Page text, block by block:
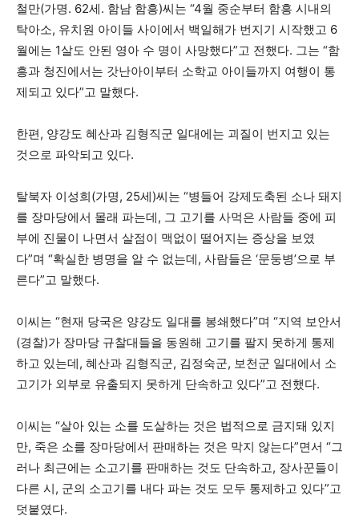
철만(가명. 62세. 함남 함흥)씨는 “4월 중순부터 함흥 시내의
탁아소, 유치원 아이들 사이에서 백일해가 번지기 시작했고 6
월에는 1살도 안된 영아 수 명이 사망했다”고 전했다. 그는 “함
흥과 청진에서는 갓난아이부터 소학교 아이들까지 여행이 통
제되고 있다”고 말했다.
한편, 양강도 혜산과 김형직군 일대에는 괴질이 번지고 있는
것으로 파악되고 있다.
탈북자 이성희(가명, 25세)씨는 “병들어 강제도축된 소나 돼지
를 장마당에서 몰래 파는데, 그 고기를 사먹은 사람들 중에 피
부에 진물이 나면서 살점이 맥없이 떨어지는 증상을 보였
다”며 “확실한 병명을 알 수 없는데, 사람들은 ‘문둥병’으로 부
른다”고 말했다.
이씨는 “현재 당국은 양강도 일대를 봉쇄했다”며 “지역 보안서
(경찰)가 장마당 규찰대들을 동원해 고기를 팔지 못하게 통제
하고 있는데, 혜산과 김형직군, 김정숙군, 보천군 일대에서 소
고기가 외부로 유출되지 못하게 단속하고 있다”고 전했다.
이씨는 “살아 있는 소를 도살하는 것은 법적으로 금지돼 있지
만, 죽은 소를 장마당에서 판매하는 것은 막지 않는다”면서 “그
러나 최근에는 소고기를 판매하는 것도 단속하고, 장사꾼들이
다른 시, 군의 소고기를 내다 파는 것도 모두 통제하고 있다”고
덧붙였다.